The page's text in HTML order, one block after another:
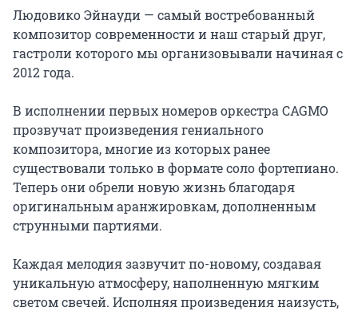
Людовико Эйнауди — самый востребованный
композитор современности и наш старый друг,
гастроли которого мы организовывали начиная с
2012 года.
В исполнении первых номеров оркестра CAGMO
прозвучат произведения гениального
композитора, многие из которых ранее
существовали только в формате соло фортепиано.
Теперь они обрели новую жизнь благодаря
оригинальным аранжировкам, дополненным
струнными партиями.
Каждая мелодия зазвучит по-новому, создавая
уникальную атмосферу, наполненную мягким
светом свечей. Исполняя произведения наизусть,